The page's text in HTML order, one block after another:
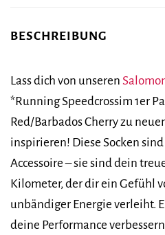
BESCHREIBUNG
Lass dich von unseren
*Running Speedcrossim 1er
Red/Barbados Cherry zu
inspirieren! Diese Socken
Accessoire – sie sind dein
Kilometer, der dir ein Gefühl
unbändiger Energie verleiht.
deine Performance